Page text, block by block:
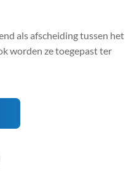
als afscheiding tussen het
worden ze toegepast ter